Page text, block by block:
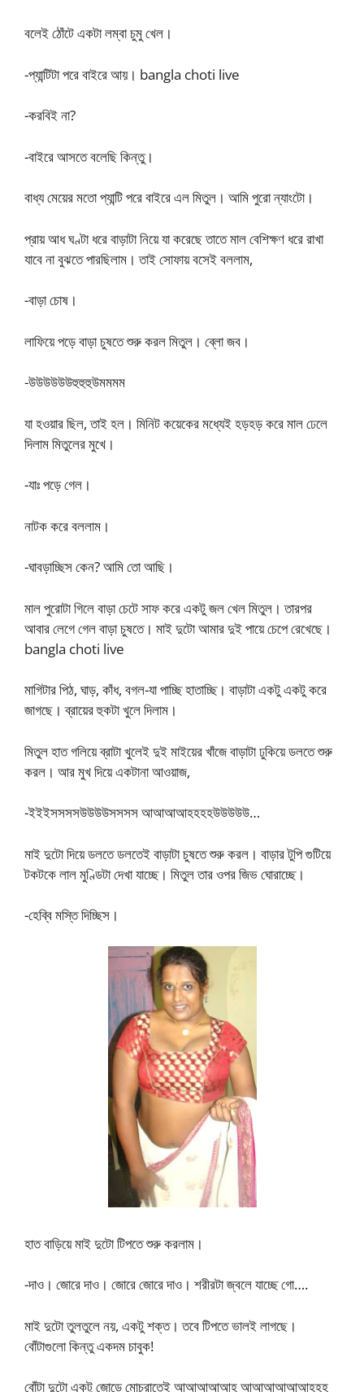
বলেই ঠোঁটে একটা লম্বা চুমু খেল।
-প্যান্টিটা পরে বাইরে আয়। bangla choti live
-করবিই না?
-বাইরে আসতে বলেছি কিন্তু।
বাধ্য মেয়ের মতো প্যান্টি পরে বাইরে এল মিতুল। আমি পুরো ন্যাংটো।
প্রায় আধ ঘণ্টা ধরে বাড়াটা নিয়ে যা করেছে তাতে মাল বেশিক্ষণ ধরে রাখা
যাবে না বুঝতে পারছিলাম। তাই সোফায় বসেই বললাম,
-বাড়া চোষ।
লাফিয়ে পড়ে বাড়া চুষতে শুরু করল মিতুল। ব্লো জব।
-উউউউউউহুহুহুউমমমম
যা হওয়ার ছিল, তাই হল। মিনিট কয়েকের মধ্যেই হড়হড় করে মাল ঢেলে
দিলাম মিতুলের মুখে।
-যাঃ পড়ে গেল।
নাটক করে বললাম।
-ঘাবড়াচ্ছিস কেন? আমি তো আছি।
মাল পুরোটা গিলে বাড়া চেটে সাফ করে একটু জল খেল মিতুল। তারপর
আবার লেগে গেল বাড়া চুষতে। মাই দুটো আমার দুই পায়ে চেপে রেখেছে।
bangla choti live
মাগিটার পিঠ, ঘাড়, কাঁধ, বগল-যা পাচ্ছি হাতাচ্ছি। বাড়াটা একটু একটু করে
জাগছে। ব্রায়ের হুকটা খুলে দিলাম।
মিতুল হাত গলিয়ে ব্রাটা খুলেই দুই মাইয়ের খাঁজে বাড়াটা ঢুকিয়ে ডলতে শুরু
করল। আর মুখ দিয়ে একটানা আওয়াজ,
-ইইইসসসসউউউউসসসস আআআআহহহহউউউউউ…
মাই দুটো দিয়ে ডলতে ডলতেই বাড়াটা চুষতে শুরু করল। বাড়ার টুপি গুটিয়ে
টকটকে লাল মুণ্ডিটা দেখা যাচ্ছে। মিতুল তার ওপর জিভ ঘোরাচ্ছে।
-হেব্বি মস্তি দিচ্ছিস।
হাত বাড়িয়ে মাই দুটো টিপতে শুরু করলাম।
-দাও। জোরে দাও। জোরে জোরে দাও। শরীরটা জ্বলে যাচ্ছে গো….
মাই দুটো তুলতুলে নয়, একটু শক্ত। তবে টিপতে ভালই লাগছে।
বোঁটাগুলো কিন্তু একদম চাবুক!
বোঁটা দুটো একটু জোড়ে মোচরাতেই আআআআআহ আআআআআআহহহ